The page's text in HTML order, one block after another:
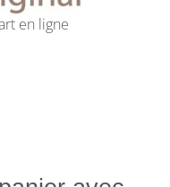
en ligne